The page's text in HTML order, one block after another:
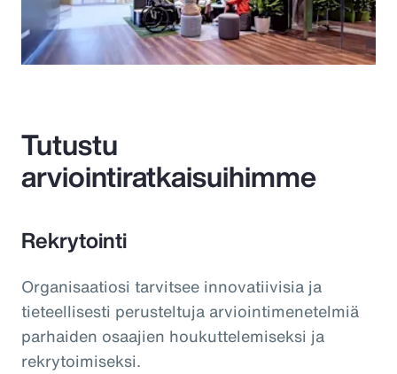
Tutustu
arviointiratkaisuihimme
Rekrytointi
Organisaatiosi tarvitsee innovatiivisia ja
tieteellisesti perusteltuja arviointimenetelmiä
parhaiden osaajien houkuttelemiseksi ja
rekrytoimiseksi.